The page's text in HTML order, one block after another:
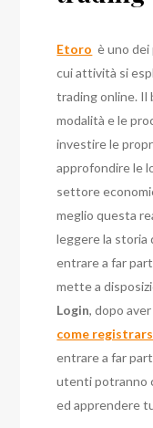
Etoro è uno dei
cui attività si
trading online. Il
modalità e le
investire le
approfondire le
settore
meglio questa
leggere la storia
entrare a far
mette a
Login, dopo
come
entrare a far
utenti potranno
ed apprendere